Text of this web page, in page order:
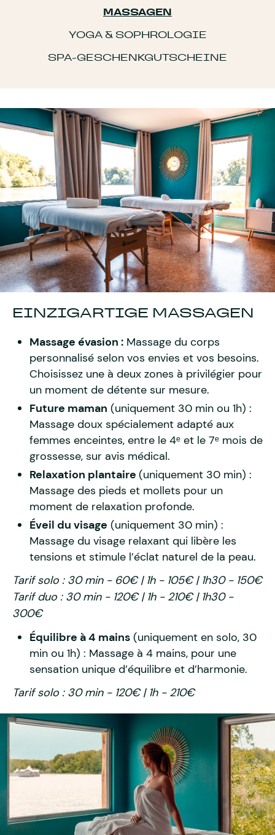
MASSAGEN
YOGA & SOPHROLOGIE
SPA-GESCHENKGUTSCHEINE
EINZIGARTIGE MASSAGEN
Massage évasion : Massage du corps
personnalisé selon vos envies et vos besoins.
Choisissez une à deux zones à privilégier pour
un moment de détente sur mesure.
Future maman (uniquement 30 min ou 1h) :
Massage doux spécialement adapté aux
femmes enceintes, entre le 4ᵉ et le 7ᵉ mois de
grossesse, sur avis médical.
Relaxation plantaire (uniquement 30 min) :
Massage des pieds et mollets pour un
moment de relaxation profonde.
Éveil du visage (uniquement 30 min) :
Massage du visage relaxant qui libère les
tensions et stimule l’éclat naturel de la peau.
Tarif solo : 30 min - 60€ | 1h - 105€ | 1h30 - 150€
Tarif duo : 30 min - 120€ | 1h - 210€ | 1h30 -
300€
Équilibre à 4 mains (uniquement en solo, 30
min ou 1h) : Massage à 4 mains, pour une
sensation unique d’équilibre et d’harmonie.
Tarif solo : 30 min - 120€ | 1h - 210€